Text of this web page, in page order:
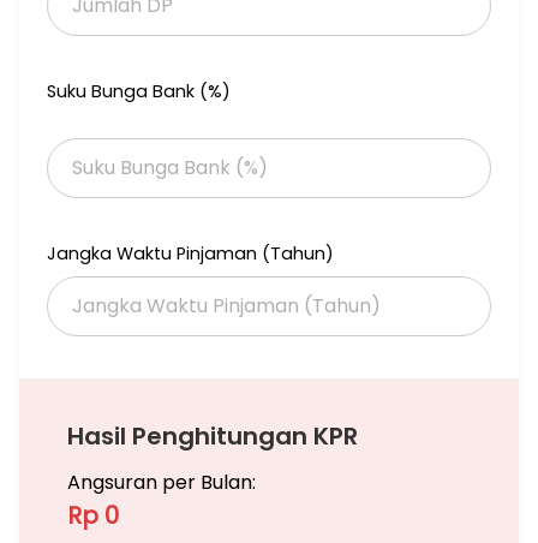
Suku Bunga Bank (%)
Jangka Waktu Pinjaman (Tahun)
Hasil Penghitungan KPR
Angsuran per Bulan:
Rp 0